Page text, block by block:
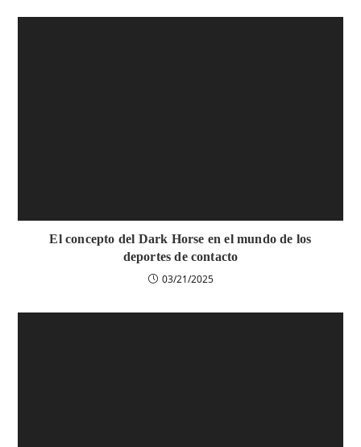
El concepto del Dark Horse en el mundo de los
deportes de contacto
03/21/2025